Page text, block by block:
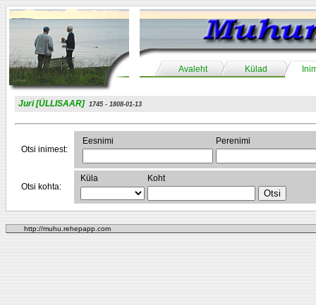
Avaleht Külad
Juri [ÜLLISAAR] 1745 - 1808-01-13
Otsi inimest:
Eesnimi Perenimi
Otsi kohta:
Küla Koht
http://muhu.rehepapp.com